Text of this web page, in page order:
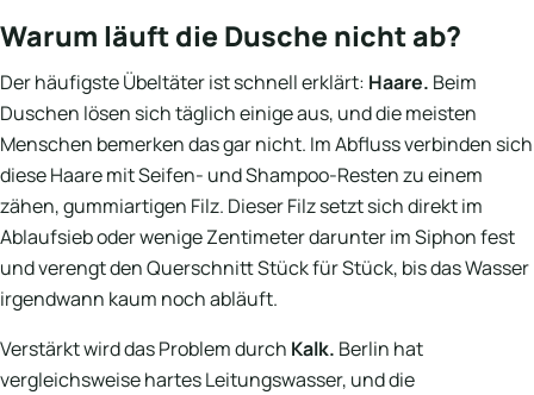
Warum läuft die Dusche nicht ab?
Der häufigste Übeltäter ist schnell erklärt: Haare. Beim
Duschen lösen sich täglich einige aus, und die meisten
Menschen bemerken das gar nicht. Im Abfluss verbinden sich
diese Haare mit Seifen- und Shampoo-Resten zu einem
zähen, gummiartigen Filz. Dieser Filz setzt sich direkt im
Ablaufsieb oder wenige Zentimeter darunter im Siphon fest
und verengt den Querschnitt Stück für Stück, bis das Wasser
irgendwann kaum noch abläuft.
Verstärkt wird das Problem durch Kalk. Berlin hat
vergleichsweise hartes Leitungswasser, und die